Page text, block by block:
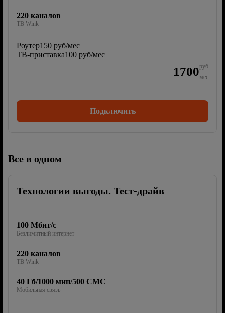
220 каналов
ТВ Wink
Роутер150 руб/мес
ТВ-приставка100 руб/мес
1700руб
мес
Подключить
Все в одном
Технологии выгоды. Тест-драйв
100 Мбит/с
Безлимитный интернет
220 каналов
ТВ Wink
40 Гб/1000 мин/500 СМС
Мобильная связь